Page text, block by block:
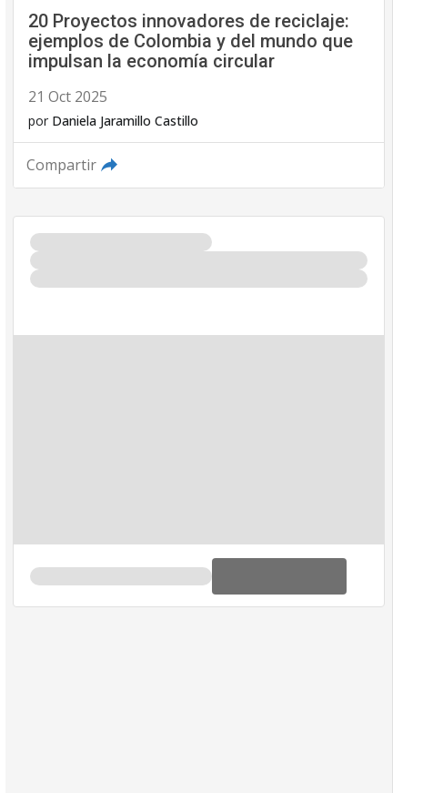
20 Proyectos innovadores de reciclaje:
ejemplos de Colombia y del mundo que
impulsan la economía circular
21 Oct 2025
por Daniela Jaramillo Castillo
Compartir